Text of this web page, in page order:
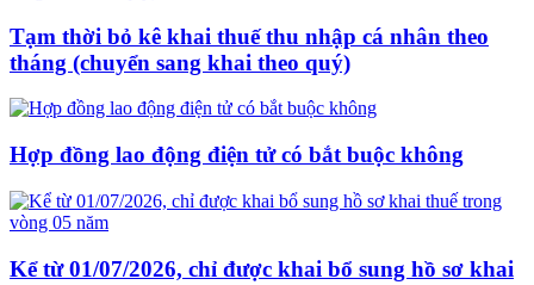
Tạm thời bỏ kê khai thuế thu nhập cá nhân theo
tháng (chuyển sang khai theo quý)
Hợp đồng lao động điện tử có bắt buộc không
Kể từ 01/07/2026, chỉ được khai bổ sung hồ sơ khai